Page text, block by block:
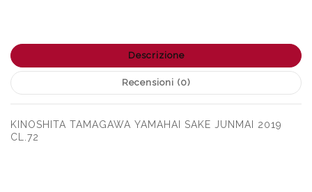
Descrizione
Recensioni (0)
KINOSHITA TAMAGAWA YAMAHAI SAKE JUNMAI 2019
CL.72